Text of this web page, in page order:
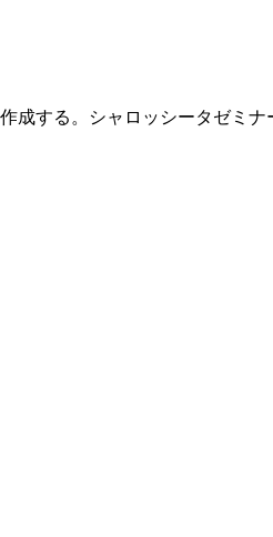
する。シャロッシータゼミナ